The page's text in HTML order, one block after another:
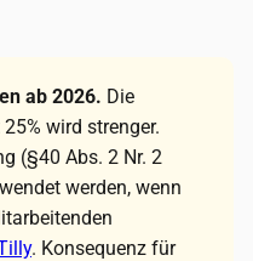
ab 2026. Die
wird strenger.
(§40 Abs. 2 Nr. 2
werden, wenn
. Konsequenz für